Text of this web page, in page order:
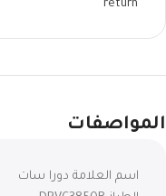
المواصفات
اسم العلامة دورا سات